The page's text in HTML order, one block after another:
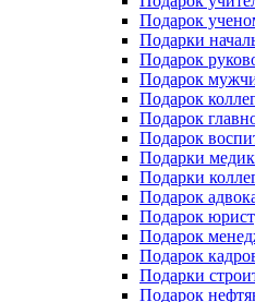
Подарок
Подарки
Подарок
Подарок
Подарок
Подарок
Подарок
Подарки
Подарки
Подарок
Подарок
Подарок
Подарок
Подарки
Подарок